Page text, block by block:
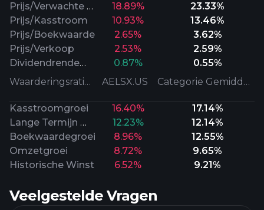
Prijs/Verwachte Winst 18.89%
23.33%
Prijs/Kasstroom
10.93%
13.46%
Prijs/Boekwaarde
2.65%
3.62%
Prijs/Verkoop
2.53%
2.59%
Dividendrendement
0.87%
0.55%
Waarderingsratio's
AELSX.US Categorie Gemiddeld
Kasstroomgroei 16.40%
17.14%
Lange Termijn Winst
12.23%
12.14%
Boekwaardegroei
8.96%
12.55%
Omzetgroei
8.72%
9.65%
Historische Winst
6.52% 9.21%
Veelgestelde Vragen